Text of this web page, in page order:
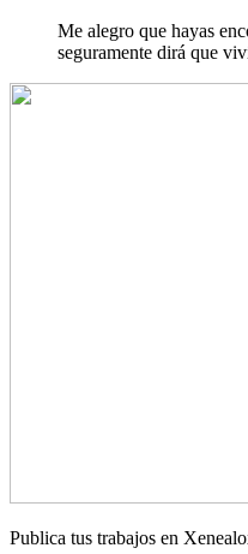
Me alegro que hayas
seguramente dirá que
Publica tus trabajos en